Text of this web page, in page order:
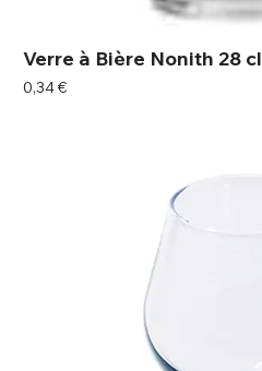
Verre à Bière Nonith 28 cl
Prix
0,34 €